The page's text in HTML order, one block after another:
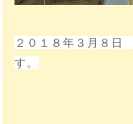
２０１８年３月８日
す。